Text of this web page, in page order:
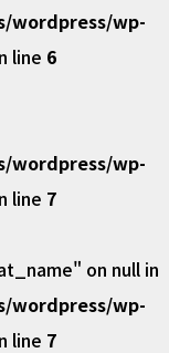
wordpress/wp-
line 6
wordpress/wp-
line 7
on null in
wordpress/wp-
line 7